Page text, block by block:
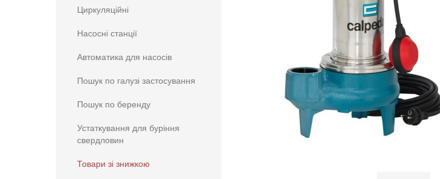
Циркуляційні
Насосні станції
Автоматика для насосів
Пошук по галузі застосування
Пошук по беренду
Устаткування для буріння
свердловин
Товари зі знижкою